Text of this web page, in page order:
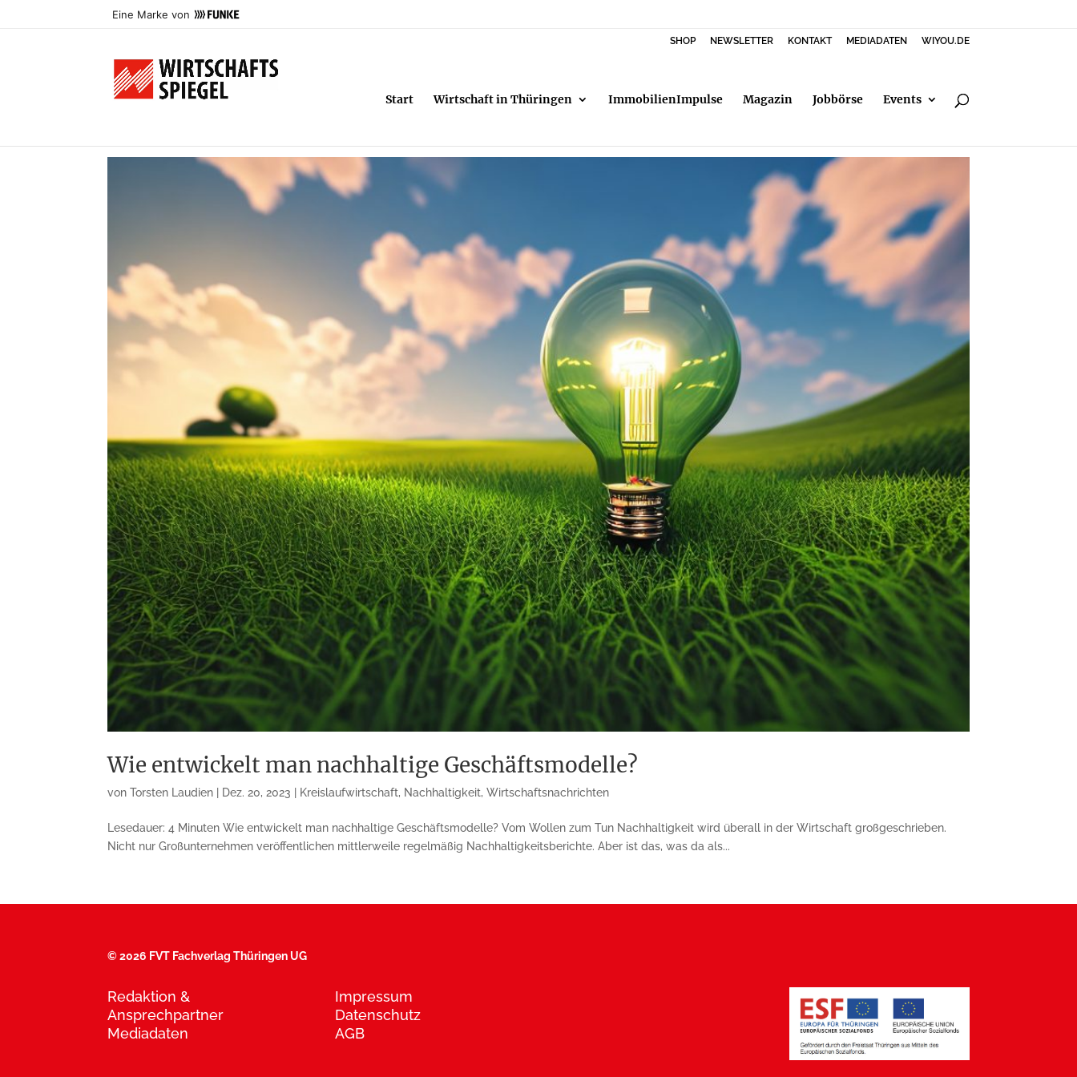
Eine Marke von
SHOP NEWSLETTER KONTAKT MEDIADATEN WIYOU.DE
Start Wirtschaft in Thüringen ImmobilienImpulse Magazin Jobbörse Events
Wie entwickelt man nachhaltige Geschäftsmodelle?
vonTorsten Laudien Dez. 20, 2023 Kreislaufwirtschaft, Nachhaltigkeit,Wirtschaftsnachrichten
Lesedauer: 4 Minuten Wie entwickelt man nachhaltige Geschäftsmodelle? Vom Wollen zum Tun Nachhaltigkeit wird überall in der Wirtschaft großgeschrieben.
Nicht nur Großunternehmen veröffentlichen mittlerweile regelmäßig Nachhaltigkeitsberichte. Aber ist das, was da als...
©2026 FVT Fachverlag Thüringen UG
Redaktion &
Ansprechpartner
Mediadaten
Impressum
Datenschutz
AGB